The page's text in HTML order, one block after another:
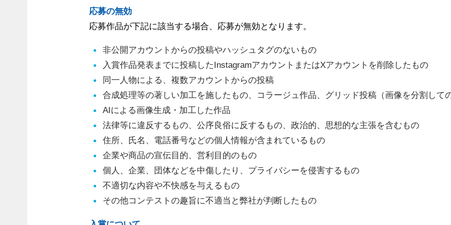
応募の無効
応募作品が下記に該当する場合、応募が無効となります。
非公開アカウントからの投稿やハッシュタグのないもの
入賞作品発表までに投稿したInstagramアカウントまたはXアカウントを削除したもの
同一人物による、複数アカウントからの投稿
合成処理等の著しい加工を施したもの、コラージュ作品、グリッド投稿（画像を分割して
AIによる画像生成・加工した作品
法律等に違反するもの、公序良俗に反するもの、政治的、思想的な主張を含むもの
住所、氏名、電話番号などの個人情報が含まれているもの
企業や商品の宣伝目的、営利目的のもの
個人、企業、団体などを中傷したり、プライバシーを侵害するもの
不適切な内容や不快感を与えるもの
その他コンテストの趣旨に不適当と弊社が判断したもの